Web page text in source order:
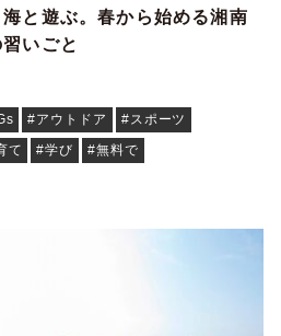
と遊ぶ。春から始める湘南
いごと
#アウトドア
#スポーツ
て
#学び #無料で